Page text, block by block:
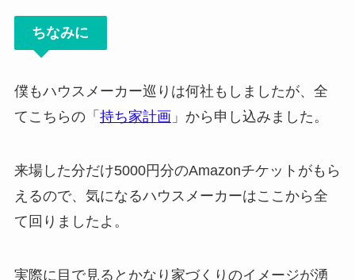
ちなみに
僕もハウスメーカー巡りは何社もしましたが、全
てこちらの「 持ち家計画」から申し込みました。
来場した分だけ5000円分のAmazonチケットがもら
えるので、気になるハウスメーカーはここから全
て回りましたよ。
実際に目で見るとかなり家づくりのイメージが湧